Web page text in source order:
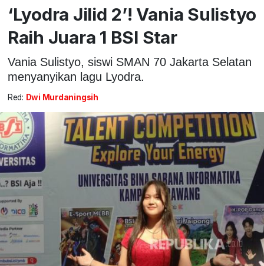
‘Lyodra Jilid 2’! Vania Sulistyo
Raih Juara 1 BSI Star
Vania Sulistyo, siswi SMAN 70 Jakarta Selatan
menyanyikan lagu Lyodra.
Red: Dwi Murdaningsih